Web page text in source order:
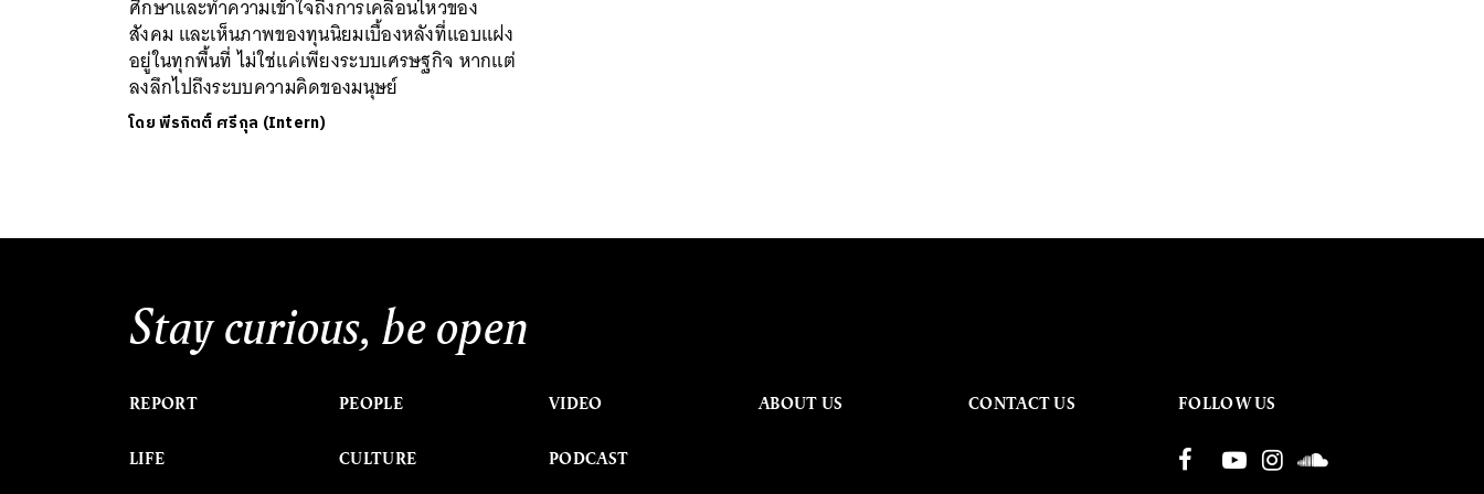
ศึกษาและทำความเข้าใจถึงการเคลื่อนไหวของ
สังคม และเห็นภาพของทุนนิยมเบื้องหลังที่แอบแฝง
อยู่ในทุกพื้นที่ ไม่ใช่แค่เพียงระบบเศรษฐกิจ หากแต่
ลงลึกไปถึงระบบความคิดของมนุษย์
โดยพีรกิตติ์ ศรีกุล (Intern)
Stay curious, be open
REPORT
LIFE
PEOPLE
CULTURE
VIDEO
PODCAST
ABOUT US CONTACT US FOLLOW US